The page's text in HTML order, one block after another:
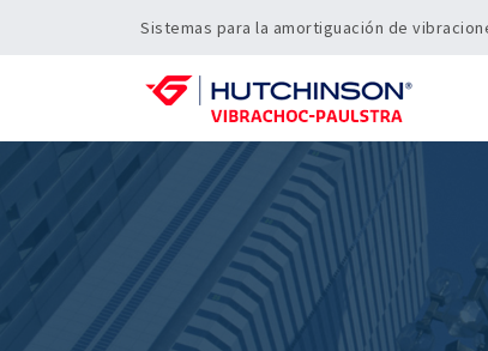
Sistemas para la amortiguación de